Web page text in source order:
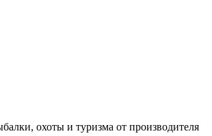
охоты и туризма от производителя